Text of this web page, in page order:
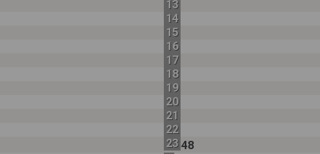
13
14
15
16
17
18
19
20
21
22
23 48